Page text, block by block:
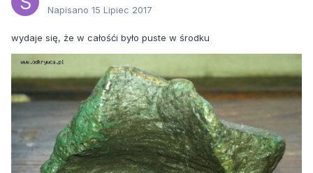
Napisano 15 Lipiec 2017
wydaje się, że w całośći było puste w środku